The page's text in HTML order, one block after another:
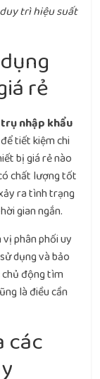
trì hiệu suất
rẻ
trụ nhập khẩu
tiết kiệm chi
bị giá rẻ nào
chất lượng tốt
ra tình trạng
gian ngắn.
vị phân phối uy
dụng và bảo
động tìm
là điều cần
các